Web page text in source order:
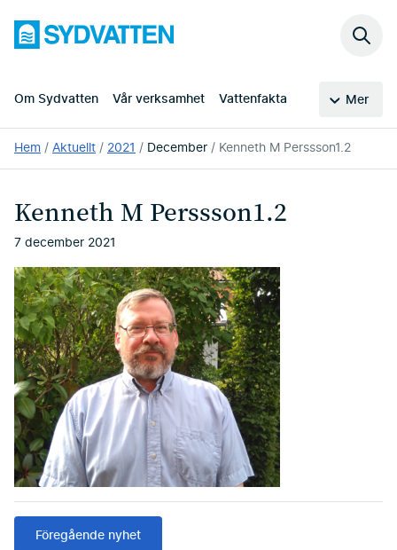
huvudinnehållet
Sydvatten
Om Sydvatten Vår verksamhet Vattenfakta Mer
Sök
Du
är
Hem Aktuellt 2021 December Kenneth M Perssson1.2
Kenneth M Perssson1.2
7 december 2021
Föregående nyhet